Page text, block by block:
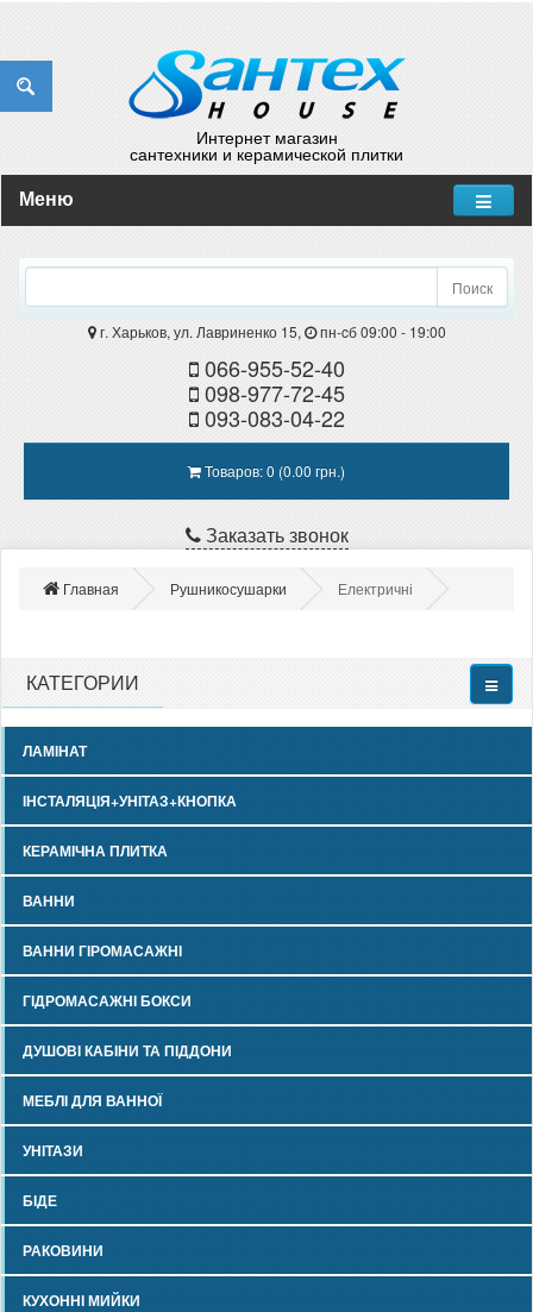
Интернет магазин
сантехники и керамической плитки
Меню
Поиск
г. Харьков, ул. Лавриненко 15, пн-cб 09:00 - 19:00
066-955-52-40
098-977-72-45
093-083-04-22
Товаров: 0 (0.00 грн.)
Заказать звонок
Главная Рушникосушарки Електричні
КАТЕГОРИИ
ЛАМІНАТ
ІНСТАЛЯЦІЯ+УНІТАЗ+КНОПКА
КЕРАМІЧНА ПЛИТКА
ВАННИ
ВАННИ ГІРОМАСАЖНІ
ГІДРОМАСАЖНІ БОКСИ
ДУШОВІ КАБІНИ ТА ПІДДОНИ
МЕБЛІ ДЛЯ ВАННОЇ
УНІТАЗИ
БІДЕ
РАКОВИНИ
КУХОННІ МИЙКИ